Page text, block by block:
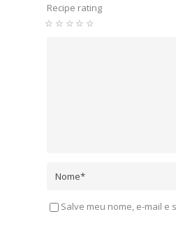
Recipe rating
☆
☆
☆
☆
☆
Salve meu nome, e-mail